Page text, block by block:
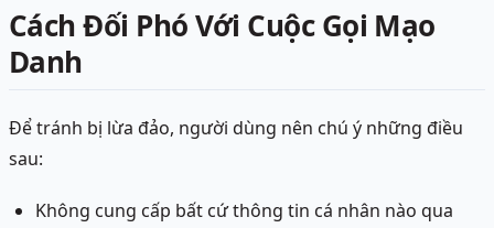
Cách Đối Phó Với Cuộc Gọi Mạo
Danh
Để tránh bị lừa đảo, người dùng nên chú ý những điều
sau:
Không cung cấp bất cứ thông tin cá nhân nào qua